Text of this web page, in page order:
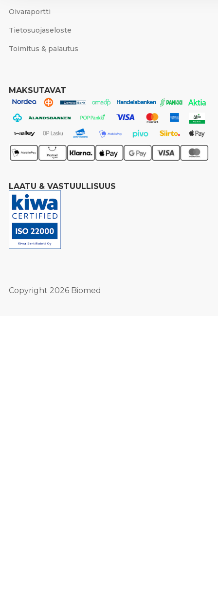
Oivaraportti
Tietosuojaseloste
Toimitus & palautus
MAKSUTAVAT
LAATU & VASTUULLISUUS
Copyright 2026 Biomed